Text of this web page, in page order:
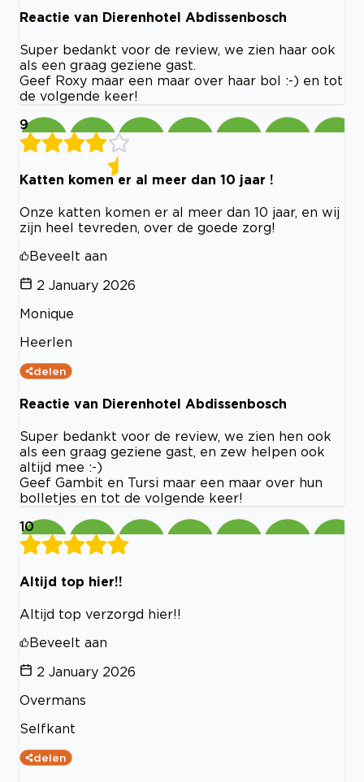
Reactie van Dierenhotel Abdissenbosch
Super bedankt voor de review, we zien haar ook
als een graag geziene gast.
Geef Roxy maar een maar over haar bol :-) en tot
de volgende keer!
9
Katten komen er al meer dan 10 jaar !
Onze katten komen er al meer dan 10 jaar, en wij
zijn heel tevreden, over de goede zorg!
Beveelt aan
2 January 2026
Monique
Heerlen
delen
Reactie van Dierenhotel Abdissenbosch
Super bedankt voor de review, we zien hen ook
als een graag geziene gast, en zew helpen ook
altijd mee :-)
Geef Gambit en Tursi maar een maar over hun
bolletjes en tot de volgende keer!
10
Altijd top hier!!
Altijd top verzorgd hier!!
Beveelt aan
2 January 2026
Overmans
Selfkant
delen